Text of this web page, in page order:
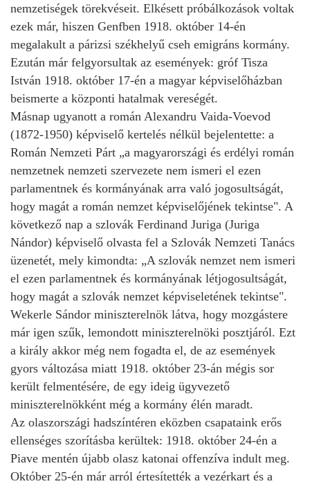
nemzetiségek törekvéseit. Elkésett próbálkozások voltak
ezek már, hiszen Genfben 1918. október 14-én
megalakult a párizsi székhelyű cseh emigráns kormány.
Ezután már felgyorsultak az események: gróf Tisza
István 1918. október 17-én a magyar képviselőházban
beismerte a központi hatalmak vereségét.
Másnap ugyanott a román Alexandru Vaida-Voevod
(1872-1950) képviselő kertelés nélkül bejelentette: a
Román Nemzeti Párt „a magyarországi és erdélyi román
nemzetnek nemzeti szervezete nem ismeri el ezen
parlamentnek és kormányának arra való jogosultságát,
hogy magát a román nemzet képviselőjének tekintse". A
következő nap a szlovák Ferdinand Juriga (Juriga
Nándor) képviselő olvasta fel a Szlovák Nemzeti Tanács
üzenetét, mely kimondta: „A szlovák nemzet nem ismeri
el ezen parlamentnek és kormányának létjogosultságát,
hogy magát a szlovák nemzet képviseletének tekintse".
Wekerle Sándor miniszterelnök látva, hogy mozgástere
már igen szűk, lemondott miniszterelnöki posztjáról. Ezt
a király akkor még nem fogadta el, de az események
gyors változása miatt 1918. október 23-án mégis sor
került felmentésére, de egy ideig ügyvezető
miniszterelnökként még a kormány élén maradt.
Az olaszországi hadszíntéren eközben csapataink erős
ellenséges szorításba kerültek: 1918. október 24-én a
Piave mentén újabb olasz katonai offenzíva indult meg.
Október 25-én már arról értesítették a vezérkart és a